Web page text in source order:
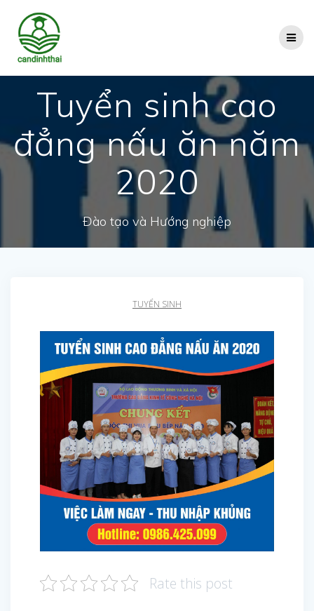
Tuyển sinh cao
đẳng nấu ăn năm
2020
Đào tạo và Hướng nghiệp
TUYỂN SINH
Rate this post